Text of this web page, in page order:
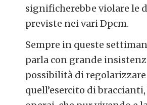
significherebbe violare le
previste nei vari Dpcm.
Sempre in queste
parla con grande
possibilità di regolarizzare
quell’esercito di